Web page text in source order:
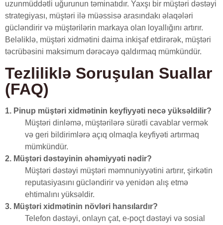
uzunmüddətli uğurunun təminatıdır. Yaxşı bir müştəri dəstəyi
strategiyası, müştəri ilə müəssisə arasındakı əlaqələri
gücləndirir və müştərilərin markaya olan loyallığını artırır.
Beləliklə, müştəri xidmətini daima inkişaf etdirərək, müştəri
təcrübəsini maksimum dərəcəyə qaldırmaq mümkündür.
Tezliliklə Soruşulan Suallar
(FAQ)
1. Pinup müştəri xidmətinin keyfiyyəti necə yüksəldilir?
Müştəri dinləmə, müştərilərə sürətli cavablar vermək
və geri bildirimlərə açıq olmaqla keyfiyəti artırmaq
mümkündür.
2. Müştəri dəstəyinin əhəmiyyəti nədir?
Müştəri dəstəyi müştəri məmnuniyyətini artırır, şirkətin
reputasiyasını gücləndirir və yenidən alış etmə
ehtimalını yüksəldir.
3. Müştəri xidmətinin növləri hansılardır?
Telefon dəstəyi, onlayn çat, e-poçt dəstəyi və sosial